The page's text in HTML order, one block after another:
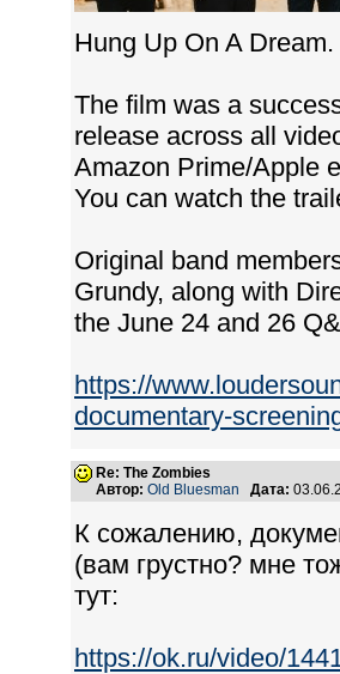
Hung Up On A Dream.
The film was a
release across all
Amazon Prime/Apple
You can watch the
Original band
Grundy, along with
the June 24 and 26
https://
documentary-
Re: The Zombies
Автор: Old Bluesman Дата:
К сожалению,
(вам грустно? мне
тут:
https://ok.ru/video/